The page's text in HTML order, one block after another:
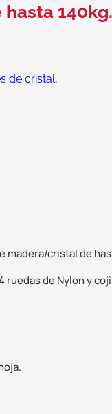
de cristal,
madera/cristal de
de Nylon y